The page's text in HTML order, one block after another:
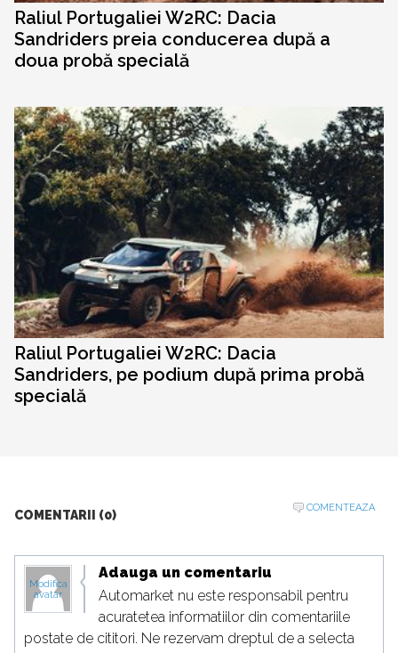
Raliul Portugaliei W2RC: Dacia
Sandriders preia conducerea după a
doua probă specială
Raliul Portugaliei W2RC: Dacia
Sandriders, pe podium după prima probă
specială
COMENTARII (0)
COMENTEAZA
Modifica
avatar
Adauga un comentariu
Automarket nu este responsabil pentru
acuratetea informatiilor din comentariile
postate de cititori. Ne rezervam dreptul de a selecta